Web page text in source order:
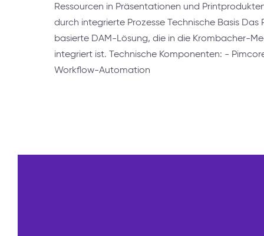
Ressourcen in Präsentationen und
durch integrierte Prozesse Technische Basis
basierte DAM-Lösung, die in die Krombacher-
integriert ist. Technische Komponenten: -
Workflow-Automation